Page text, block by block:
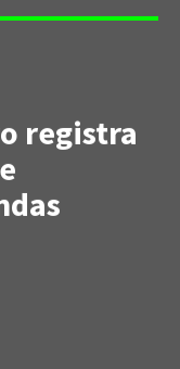
registra